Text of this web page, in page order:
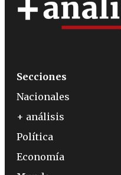
Secciones
Nacionales
+ análisis
Política
Economía